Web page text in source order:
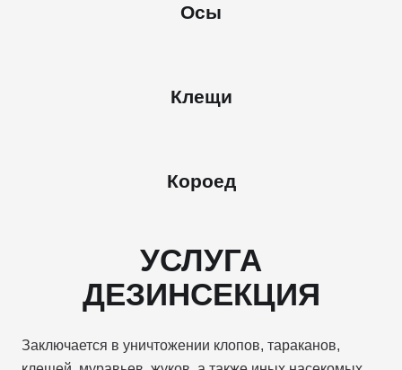
Осы
Клещи
Короед
УСЛУГА
ДЕЗИНСЕКЦИЯ
Заключается в уничтожении клопов, тараканов,